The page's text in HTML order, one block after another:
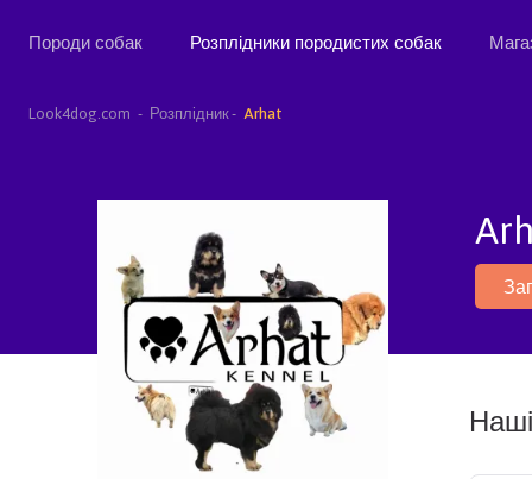
Породи собак Розплідники породистих собак
Look4dog.com Розплідник Arhat